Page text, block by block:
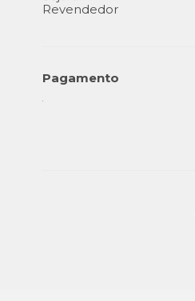
Revendedor
Pagamento